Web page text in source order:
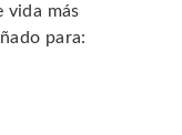
vida más
para: